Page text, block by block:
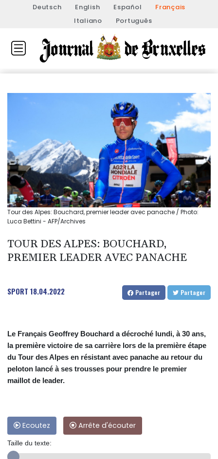
Deutsch English Español
Français
Italiano
Português
Tour des Alpes: Bouchard, premier leader avec panache / Photo:
Luca Bettini - AFP/Archives
TOUR DES ALPES: BOUCHARD,
PREMIER LEADER AVEC PANACHE
SPORT 18.04.2022 Partager Partager
Le Français Geoffrey Bouchard a décroché lundi, à 30 ans,
la première victoire de sa carrière lors de la première étape
du Tour des Alpes en résistant avec panache au retour du
peloton lancé à ses trousses pour prendre le premier
maillot de leader.
Ecoutez Arrête d'écouter
Taille du texte: